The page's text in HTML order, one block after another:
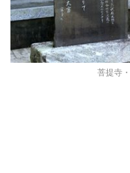
菩提寺